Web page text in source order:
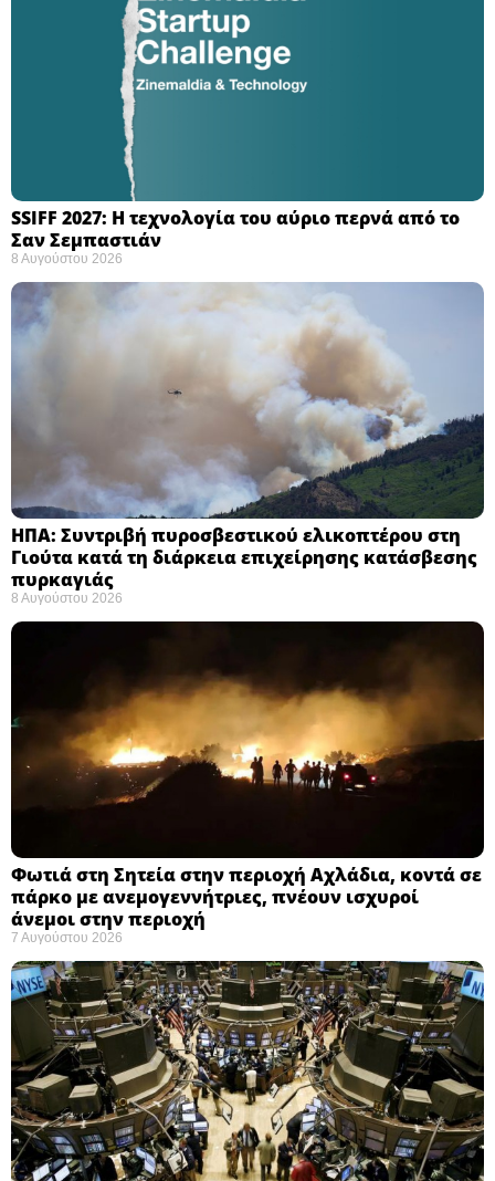
SSIFF 2027: Η τεχνολογία του αύριο περνά από το
Σαν Σεμπαστιάν ​
8 Αυγούστου 2026
ΗΠΑ: Συντριβή πυροσβεστικού ελικοπτέρου στη
Γιούτα κατά τη διάρκεια επιχείρησης κατάσβεσης
πυρκαγιάς ​
8 Αυγούστου 2026
Φωτιά στη Σητεία στην περιοχή Αχλάδια, κοντά σε
πάρκο με ανεμογεννήτριες, πνέουν ισχυροί
άνεμοι στην περιοχή
7 Αυγούστου 2026